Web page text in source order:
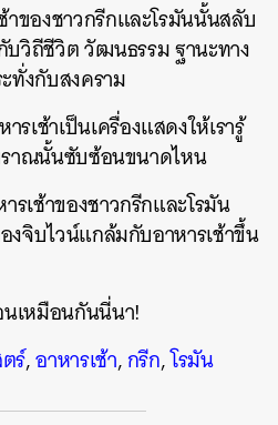
าของชาวกรีกและโรมันนั้นสลับ
วิถีชีวิต วัฒนธรรม ฐานะทาง
ทั่งกับสงคราม
เช้าเป็นเครื่องแสดงให้เรารู้
าณนั้นซับซ้อนขนาดไหน
รเช้าของชาวกรีกและโรมัน
จิบไวน์แกล้มกับอาหารเช้าขึ้น
เหมือนกันนี่นา!
ร์,อาหารเช้า,กรีก,โรมัน